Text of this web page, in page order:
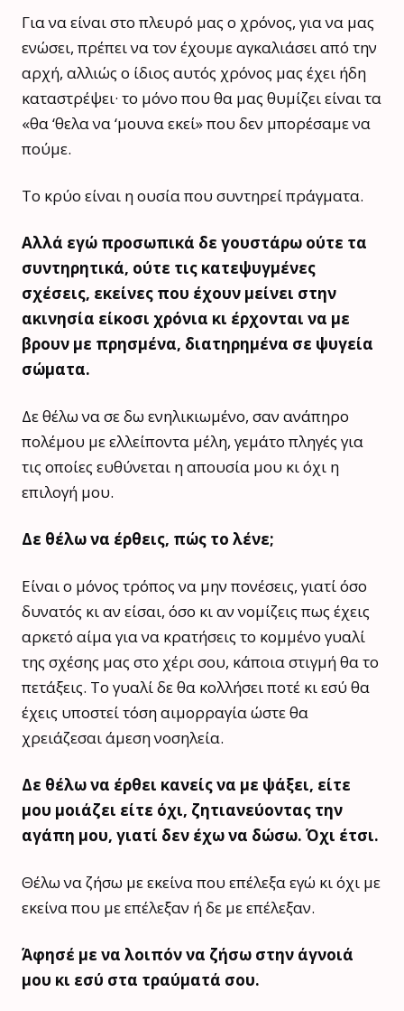
Για να είναι στο πλευρό μας ο χρόνος, για να μας
ενώσει, πρέπει να τον έχουμε αγκαλιάσει από την
αρχή, αλλιώς ο ίδιος αυτός χρόνος μας έχει ήδη
καταστρέψει· το μόνο που θα μας θυμίζει είναι τα
«θα ‘θελα να ‘μουνα εκεί» που δεν μπορέσαμε να
πούμε.
Το κρύο είναι η ουσία που συντηρεί πράγματα.
Αλλά εγώ προσωπικά δε γουστάρω ούτε τα
συντηρητικά, ούτε τις κατεψυγμένες
σχέσεις, εκείνες που έχουν μείνει στην
ακινησία είκοσι χρόνια κι έρχονται να με
βρουν με πρησμένα, διατηρημένα σε ψυγεία
σώματα.
Δε θέλω να σε δω ενηλικιωμένο, σαν ανάπηρο
πολέμου με ελλείποντα μέλη, γεμάτο πληγές για
τις οποίες ευθύνεται η απουσία μου κι όχι η
επιλογή μου.
Δε θέλω να έρθεις, πώς το λένε;
Είναι ο μόνος τρόπος να μην πονέσεις, γιατί όσο
δυνατός κι αν είσαι, όσο κι αν νομίζεις πως έχεις
αρκετό αίμα για να κρατήσεις το κομμένο γυαλί
της σχέσης μας στο χέρι σου, κάποια στιγμή θα το
πετάξεις. Το γυαλί δε θα κολλήσει ποτέ κι εσύ θα
έχεις υποστεί τόση αιμορραγία ώστε θα
χρειάζεσαι άμεση νοσηλεία.
Δε θέλω να έρθει κανείς να με ψάξει, είτε
μου μοιάζει είτε όχι, ζητιανεύοντας την
αγάπη μου, γιατί δεν έχω να δώσω. Όχι έτσι.
Θέλω να ζήσω με εκείνα που επέλεξα εγώ κι όχι με
εκείνα που με επέλεξαν ή δε με επέλεξαν.
Άφησέ με να λοιπόν να ζήσω στην άγνοιά
μου κι εσύ στα τραύματά σου.